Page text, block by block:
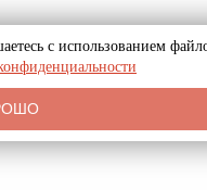
с использованием